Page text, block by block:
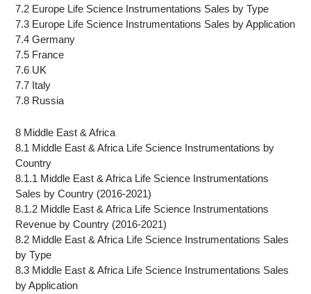
7.2 Europe Life Science Instrumentations Sales by Type
7.3 Europe Life Science Instrumentations Sales by Application
7.4 Germany
7.5 France
7.6 UK
7.7 Italy
7.8 Russia
8 Middle East & Africa
8.1 Middle East & Africa Life Science Instrumentations by
Country
8.1.1 Middle East & Africa Life Science Instrumentations
Sales by Country (2016-2021)
8.1.2 Middle East & Africa Life Science Instrumentations
Revenue by Country (2016-2021)
8.2 Middle East & Africa Life Science Instrumentations Sales
by Type
8.3 Middle East & Africa Life Science Instrumentations Sales
by Application